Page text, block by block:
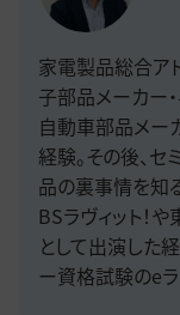
家電製品総合ア
子部品メーカー
自動車部品メー
経験。その後、
品の裏事情を知
BSラヴィット！
として出演した
ー資格試験のe